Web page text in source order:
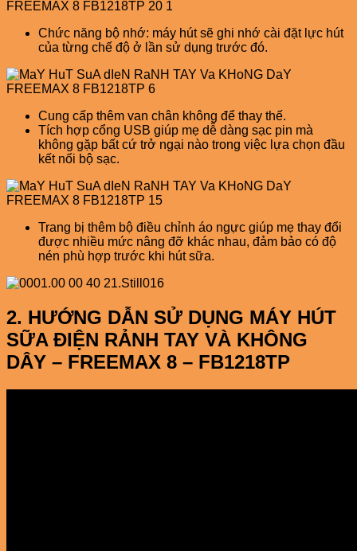
Chức năng bộ nhớ: máy hút sẽ ghi nhớ cài đặt lực hút
của từng chế độ ở lần sử dụng trước đó.
Cung cấp thêm van chân không để thay thế.
Tích hợp cổng USB giúp mẹ dễ dàng sạc pin mà
không gặp bất cứ trở ngại nào trong việc lựa chọn đầu
kết nối bộ sạc.
Trang bị thêm bộ điều chỉnh áo ngực giúp mẹ thay đổi
được nhiều mức nâng đỡ khác nhau, đảm bảo có độ
nén phù hợp trước khi hút sữa.
2. HƯỚNG DẪN SỬ DỤNG MÁY HÚT
SỮA ĐIỆN RẢNH TAY VÀ KHÔNG
DÂY – FREEMAX 8 – FB1218TP